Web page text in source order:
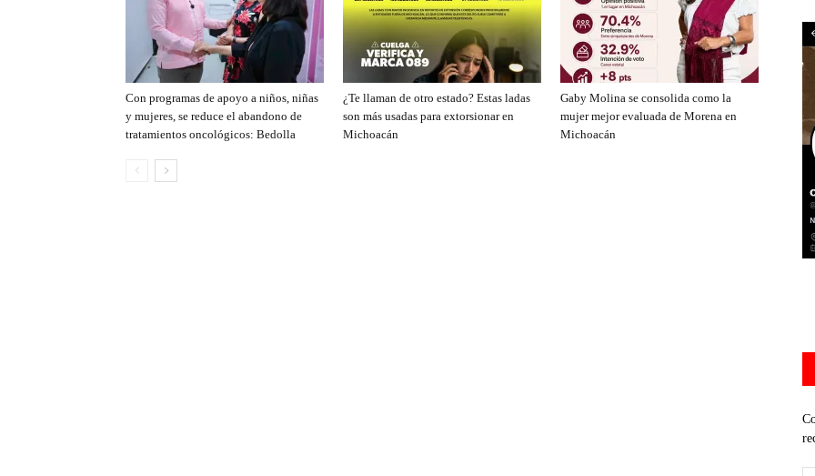
Con programas de apoyo a niños, niñas
y mujeres, se reduce el abandono de
tratamientos oncológicos: Bedolla
¿Te llaman de otro estado? Estas ladas
son más usadas para extorsionar en
Michoacán
Gaby Molina se consolida como la
mujer mejor evaluada de Morena en
Michoacán